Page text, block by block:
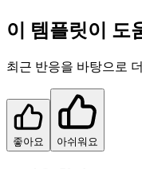
이 템플릿이 도
최근 반응을 바탕으로
좋아요 아쉬워요